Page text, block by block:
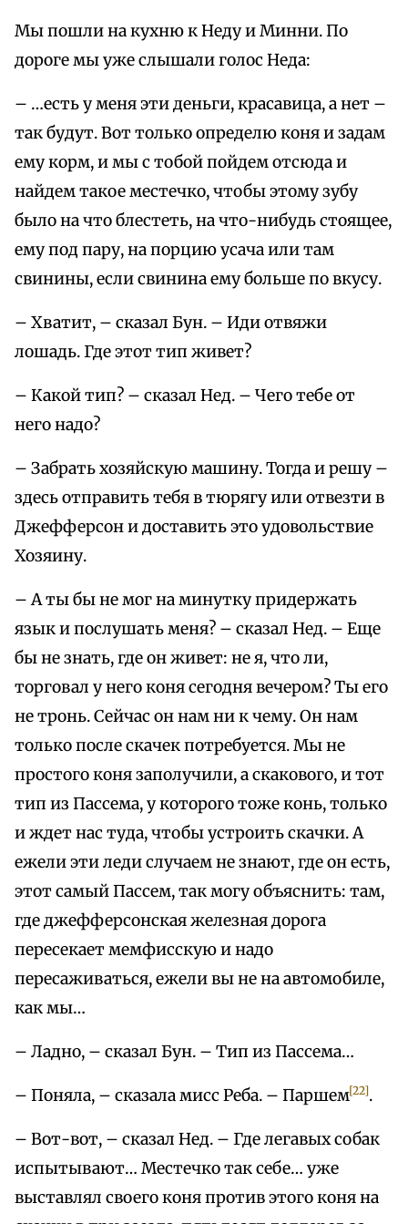
Мы пошли на кухню к Неду и Минни. По
дороге мы уже слышали голос Неда:
– …есть у меня эти деньги, красавица, а нет –
так будут. Вот только определю коня и задам
ему корм, и мы с тобой пойдем отсюда и
найдем такое местечко, чтобы этому зубу
было на что блестеть, на что-нибудь стоящее,
ему под пару, на порцию усача или там
свинины, если свинина ему больше по вкусу.
– Хватит, – сказал Бун. – Иди отвяжи
лошадь. Где этот тип живет?
– Какой тип? – сказал Нед. – Чего тебе от
него надо?
– Забрать хозяйскую машину. Тогда и решу –
здесь отправить тебя в тюрягу или отвезти в
Джефферсон и доставить это удовольствие
Хозяину.
– А ты бы не мог на минутку придержать
язык и послушать меня? – сказал Нед. – Еще
бы не знать, где он живет: не я, что ли,
торговал у него коня сегодня вечером? Ты его
не тронь. Сейчас он нам ни к чему. Он нам
только после скачек потребуется. Мы не
простого коня заполучили, а скакового, и тот
тип из Пассема, у которого тоже конь, только
и ждет нас туда, чтобы устроить скачки. А
ежели эти леди случаем не знают, где он есть,
этот самый Пассем, так могу объяснить: там,
где джефферсонская железная дорога
пересекает мемфисскую и надо
пересаживаться, ежели вы не на автомобиле,
как мы…
– Ладно, – сказал Бун. – Тип из Пассема…
– Поняла, – сказала мисс Реба. – Паршем[22].
– Вот-вот, – сказал Нед. – Где легавых собак
испытывают… Местечко так себе… уже
выставлял своего коня против этого коня на